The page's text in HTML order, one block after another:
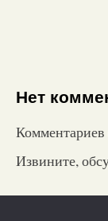
Нет
Комментариев
Извините,